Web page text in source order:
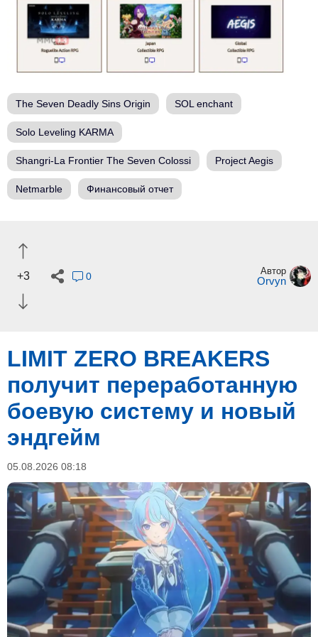
The Seven Deadly Sins Origin SOL enchant
Solo Leveling KARMA
Shangri-La Frontier The Seven Colossi Project Aegis
Netmarble Финансовый отчет
+3 0 Автор
Orvyn
LIMIT ZERO BREAKERS
получит переработанную
боевую систему и новый
эндгейм
05.08.2026 08:18